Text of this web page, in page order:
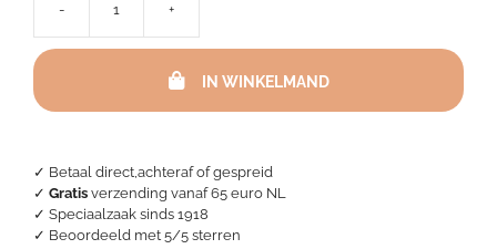
✓ Betaal direct,achteraf of gespreid
✓ Gratis verzending vanaf 65 euro NL
✓ Speciaalzaak sinds 1918
✓ Beoordeeld met 5/5 sterren
175,00.109,95.
-
bedsprei
Block
+
IN WINKELMAND